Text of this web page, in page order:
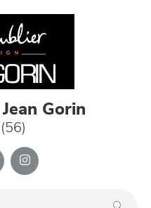
Gorin